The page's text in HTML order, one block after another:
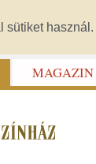
sütiket
MAGAZIN